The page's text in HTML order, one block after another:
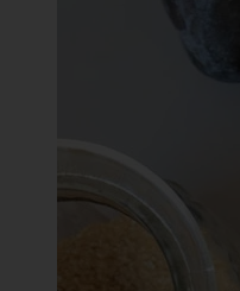
Low Carb Rhabarberkuchen